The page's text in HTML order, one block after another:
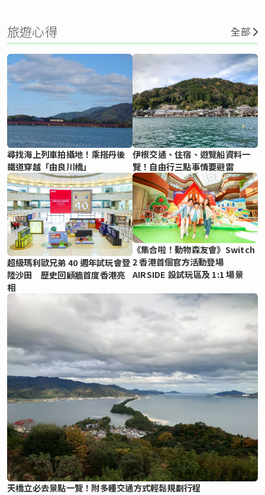
旅遊心得 全部
尋找海上列車拍攝地！乘搭丹後
鐵道穿越「由良川橋」
伊根交通、住宿、遊覽船資料一
覽！自由行三點事情要避雷
超級瑪利歐兄弟 40 週年試玩會登
陸沙田 歷史回顧牆首度香港亮
相
《集合啦！動物森友會》Switch
2 香港首個官方活動登場
AIRSIDE 設試玩區及 1:1 場景
天橋立必去景點一覽！附多種交通方式輕鬆規劃行程